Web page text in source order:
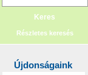
Részletes keresés
Újdonságaink